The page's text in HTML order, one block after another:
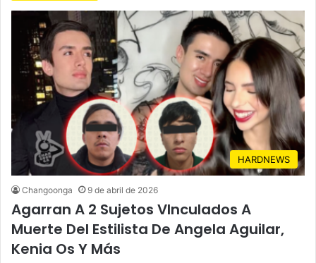
HARDNEWS
Changoonga 9 de abril de 2026
Agarran A 2 Sujetos VInculados A
Muerte Del Estilista De Angela Aguilar,
Kenia Os Y Más